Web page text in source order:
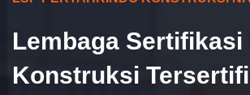
Lembaga Sertifikasi
Konstruksi